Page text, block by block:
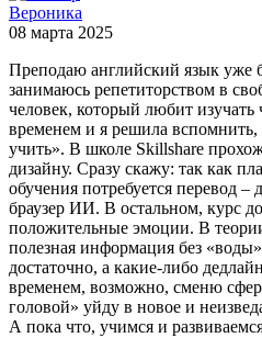
Вероника
08 марта 2025
Преподаю английский язык уже
занимаюсь репетиторством в
человек, который любит изучать
временем и я решила вспомнить,
учить». В школе Skillshare
дизайну. Сразу скажу: так как
обучения потребуется перевод –
браузер ИИ. В остальном, курс
положительные эмоции. В
полезная информация без
достаточно, а какие-либо
временем, возможно, сменю
головой» уйду в новое и
А пока что, учимся и